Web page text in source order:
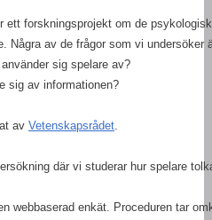
ett forskningsprojekt om de
Några av de frågor som vi undersöker
sig spelare av?
sig av informationen?
av Vetenskapsrådet.
där vi studerar hur spelare
webbaserad enkät. Proceduren tar